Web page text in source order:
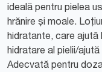
ideală pentru pielea
hrănire și moale.
hidratante, care ajută
hidratare al pielii/
Adecvată pentru